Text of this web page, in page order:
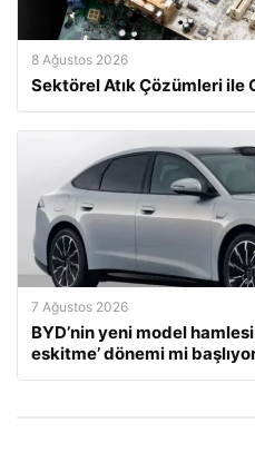
8 Ağustos 2026
Sektörel Atık Çözümleri ile
7 Ağustos 2026
BYD’nin yeni model
eskitme’ dönemi mi